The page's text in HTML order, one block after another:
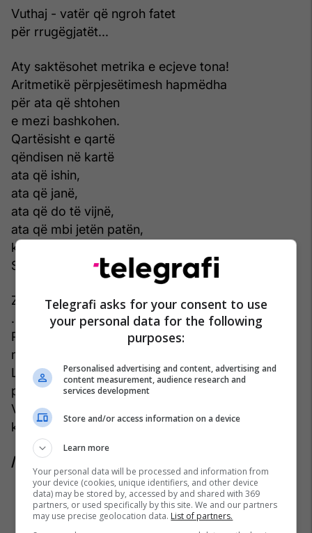
Vuthaj - vatër që ngroh fatet
për rrugëgjatët...
Aty saktësohet metrika e ecjeve tona!
Aritmetikë përpjesëtimesh hapmëdha
për ata që shtohen
e mezi bashkohen.
Qartësisht e qartë
qëndisen në kartë
ata që ishin,
ata që janë,
ata që do të vijnë,
ata që mbi jetën patën,
kanë dhe do ta kenë
Shqipërinë!
Zëlartët mrizojnë puhishëm...
... qetësi...!?
Po shkruan Rexha...,
mbi lëkurën e dheut që dridhet!
Lidhur me retë,
puthur nga lulet...
Vuthaj - behar i urtësisë,
ku dielli përkulet!
/Telegrafi/
Telegrafi asks for your consent to use
your personal data for the following
purposes:
Personalised advertising and content, advertising and
content measurement, audience research and
services development
Store and/or access information on a device
Learn more
Your personal data will be processed and information from
your device (cookies, unique identifiers, and other device
data) may be stored by, accessed by and shared with 369
partners, or used specifically by this site. We and our partners
may use precise geolocation data. List of partners.